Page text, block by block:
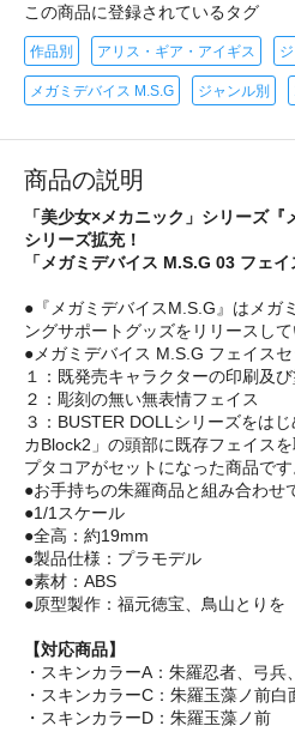
この商品に登録されているタグ
作品別 アリス・ギア・アイギス
メガミデバイス M.S.G ジャンル別
商品の説明
「美少女×メカニック」シリーズ
シリーズ拡充！
「メガミデバイス M.S.G 03 フェ
●『メガミデバイスM.S.G』はメガ
ングサポートグッズをリリースして
●メガミデバイス M.S.G フェイスセ
１：既発売キャラクターの印刷及
２：彫刻の無い無表情フェイス
３：BUSTER DOLLシリーズをは
カBlock2」の頭部に既存フェイス
プタコアがセットになった商品です
●お手持ちの朱羅商品と組み合わせ
●1/1スケール
●全高：約19mm
●製品仕様：プラモデル
●素材：ABS
●原型製作：福元徳宝、鳥山とりを
【対応商品】
・スキンカラーA：朱羅忍者、弓兵
・スキンカラーC：朱羅玉藻ノ前白
・スキンカラーD：朱羅玉藻ノ前